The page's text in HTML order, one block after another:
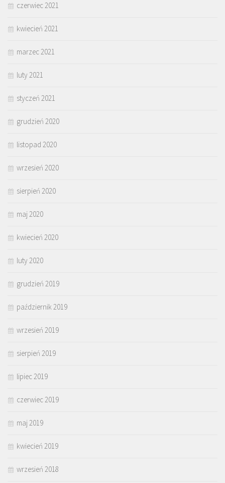
czerwiec 2021
kwiecień 2021
marzec 2021
luty 2021
styczeń 2021
grudzień 2020
listopad 2020
wrzesień 2020
sierpień 2020
maj 2020
kwiecień 2020
luty 2020
grudzień 2019
październik 2019
wrzesień 2019
sierpień 2019
lipiec 2019
czerwiec 2019
maj 2019
kwiecień 2019
wrzesień 2018